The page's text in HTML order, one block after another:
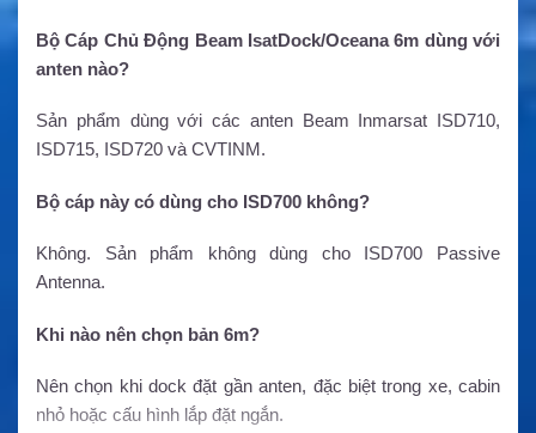
Bộ Cáp Chủ Động Beam IsatDock/Oceana 6m dùng với
anten nào?
Sản phẩm dùng với các anten Beam Inmarsat ISD710,
ISD715, ISD720 và CVTINM.
Bộ cáp này có dùng cho ISD700 không?
Không. Sản phẩm không dùng cho ISD700 Passive
Antenna.
Khi nào nên chọn bản 6m?
Nên chọn khi dock đặt gần anten, đặc biệt trong xe, cabin
nhỏ hoặc cấu hình lắp đặt ngắn.